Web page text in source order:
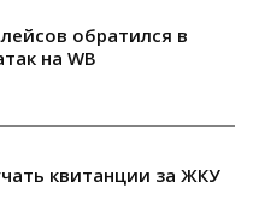
обратился в
на WB
квитанции за ЖКУ